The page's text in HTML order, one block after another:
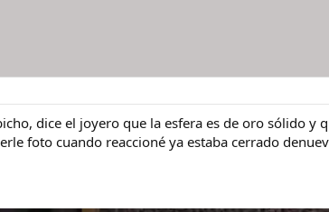
dice el joyero que la esfera es de oro sólido y
foto cuando reaccioné ya estaba cerrado